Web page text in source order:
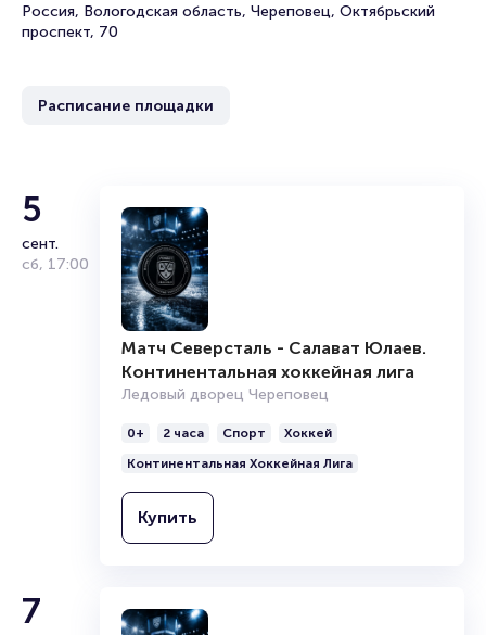
Россия, Вологодская область, Череповец, Октябрьский
проспект, 70
Расписание площадки
5
сент.
сб, 17:00
Матч Северсталь - Салават Юлаев.
Континентальная хоккейная лига
Ледовый дворец Череповец
0+ 2 часа Спорт
Хоккей
Континентальная Хоккейная Лига
Купить
7